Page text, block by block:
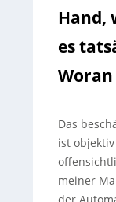
Hand,
es
Woran
Das
ist
meiner
der